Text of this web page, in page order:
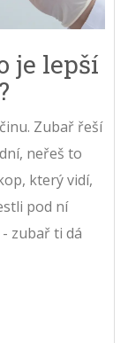
je lepší
Zubař řeší
neřeš to
který vidí,
pod ní
zubař ti dá